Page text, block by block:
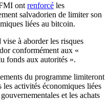
ont renforcé les
salvadorien de limiter son
liées au bitcoin.
à aborder les risques
conformément aux «
fonds aux autorités ».
du programme limiteront
activités économiques liées
et les achats